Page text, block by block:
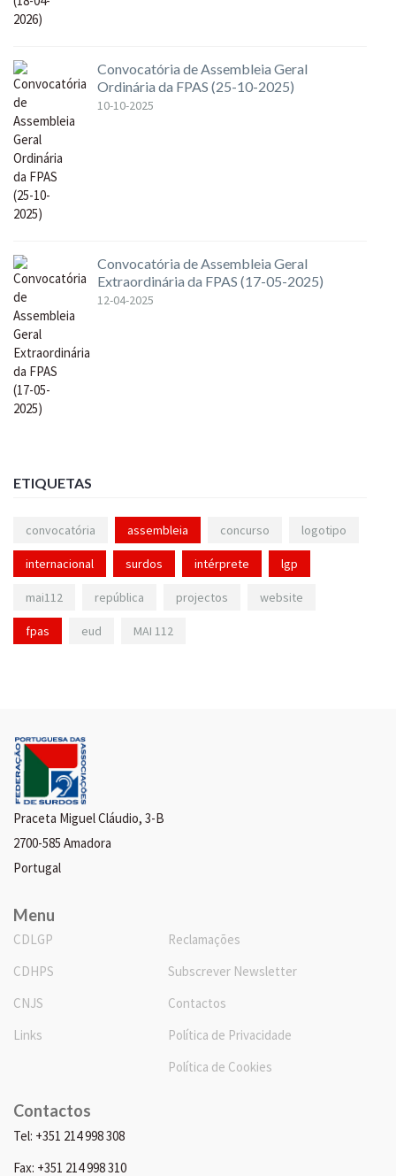
Convocatória de Assembleia Geral
Ordinária da FPAS (25-10-2025)
10-10-2025
Convocatória de Assembleia Geral
Extraordinária da FPAS (17-05-2025)
12-04-2025
ETIQUETAS
convocatória assembleia concurso logotipo
internacional surdos intérprete lgp
mai112 república projectos website
fpas eud MAI 112
Praceta Miguel Cláudio, 3-B
2700-585 Amadora
Portugal
Menu
CDLGP
CDHPS
CNJS
Links
Reclamações
Subscrever Newsletter
Contactos
Política de Privacidade
Política de Cookies
Contactos
Tel: +351 214 998 308
Fax: +351 214 998 310